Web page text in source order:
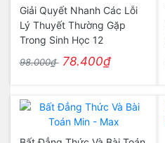
Giải Quyết Nhanh Các Lỗi
Lý Thuyết Thường Gặp
Trong Sinh Học 12
98.000₫ 78.400₫